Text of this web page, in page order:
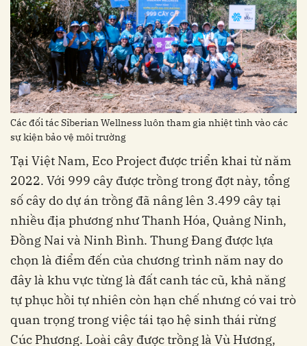
Các đối tác Siberian Wellness luôn tham gia nhiệt tình vào các
sự kiện bảo vệ môi trường
Tại Việt Nam, Eco Project được triển khai từ năm
2022. Với 999 cây được trồng trong đợt này, tổng
số cây do dự án trồng đã nâng lên 3.499 cây tại
nhiều địa phương như Thanh Hóa, Quảng Ninh,
Đồng Nai và Ninh Bình. Thung Đang được lựa
chọn là điểm đến của chương trình năm nay do
đây là khu vực từng là đất canh tác cũ, khả năng
tự phục hồi tự nhiên còn hạn chế nhưng có vai trò
quan trọng trong việc tái tạo hệ sinh thái rừng
Cúc Phương. Loài cây được trồng là Vù Hương,